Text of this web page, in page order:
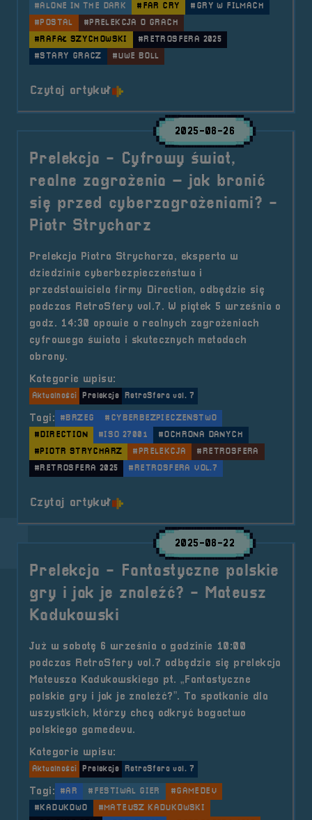
#ALONE IN THE DARK
#FAR CRY
#GRY W FILMACH
#POSTAL
#PRELEKCJA O GRACH
#RAFAŁ SZYCHOWSKI
#RETROSFERA 2025
#STARY GRACZ
#UWE BOLL
Czytaj artykuło tytule Prelekcja &#8211;
2025-08-26
Prelekcja - Cyfrowy świat,
realne zagrożenia – jak bronić
się przed cyberzagrożeniami? -
Piotr Strycharz
Prelekcja Piotra Strycharza, eksperta w
dziedzinie cyberbezpieczeństwa i
przedstawiciela firmy Direction, odbędzie się
podczas RetroSfery vol.7. W piątek 5 września o
godz. 14:30 opowie o realnych zagrożeniach
cyfrowego świata i skutecznych metodach
obrony.
Kategorie wpisu:
Aktualności Prelekcje RetroSfera vol. 7
Tagi: #BRZEG
#CYBERBEZPIECZEŃSTWO
#DIRECTION
#ISO 27001
#OCHRONA DANYCH
#PIOTR STRYCHARZ
#PRELEKCJA
#RETROSFERA
#RETROSFERA 2025
#RETROSFERA VOL.7
Czytaj artykuło tytule Prelekcja &#8211;
2025-08-22
Prelekcja - Fantastyczne polskie
gry i jak je znaleźć? - Mateusz
Kadukowski
Już w sobotę 6 września o godzinie 10:00
podczas RetroSfery vol.7 odbędzie się prelekcja
Mateusza Kadukowskiego pt. „Fantastyczne
polskie gry i jak je znaleźć?”. To spotkanie dla
wszystkich, którzy chcą odkryć bogactwo
polskiego gamedevu.
Kategorie wpisu:
Aktualności Prelekcje RetroSfera vol. 7
Tagi: #AR #FESTIWAL GIER
#GAMEDEV
#KADUKOWO
#MATEUSZ KADUKOWSKI